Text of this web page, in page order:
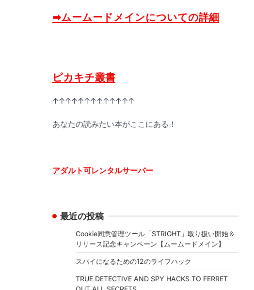
➡ムームードメインについての詳細
ピカキチ叢書
↑↑↑↑↑↑↑↑↑↑↑↑↑
あなたの読みたい本がここにある！
アダルト可レンタルサーバー
最近の投稿
Cookie同意管理ツール「STRIGHT」取り扱い開始＆
リリース記念キャンペーン【ムームードメイン】
スパイになるための12のライフハック
TRUE DETECTIVE AND SPY HACKS TO FERRET